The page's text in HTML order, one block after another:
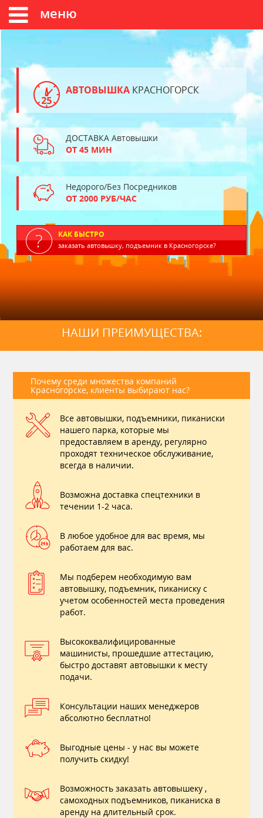
меню
АВТОВЫШКА КРАСНОГОРСК
ДОСТАВКА Автовышки
ОТ 45 МИН
Недорого/Без Посредников
ОТ 2000 РУБ/ЧАС
КАК БЫСТРО
заказать автовышку, подъемник в Красногорске?
НАШИ ПРЕИМУЩЕСТВА:
Почему среди множества компаний
Красногорске, клиенты выбирают нас?
Все автовышки, подъемники, пиканиски
нашего парка, которые мы
предоставляем в аренду, регулярно
проходят техническое обслуживание,
всегда в наличии.
Возможна доставка спецтехники в
течении 1-2 часа.
В любое удобное для вас время, мы
работаем для вас.
Мы подберем необходимую вам
автовышку, подъемник, пиканиску с
учетом особенностей места проведения
работ.
Высококвалифицированные
машинисты, прошедшие аттестацию,
быстро доставят автовышки к месту
подачи.
Консультации наших менеджеров
абсолютно бесплатно!
Выгодные цены - у нас вы можете
получить скидку!
Возможность заказать автовышеку ,
самоходных подъемников, пиканиска в
аренду на длительный срок.